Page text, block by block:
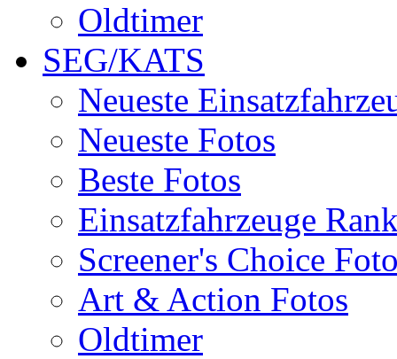
Oldtimer
SEG/KATS
Neueste
Neueste Fotos
Beste Fotos
Einsatzfahrzeuge
Screener's Choice
Art & Action Fotos
Oldtimer